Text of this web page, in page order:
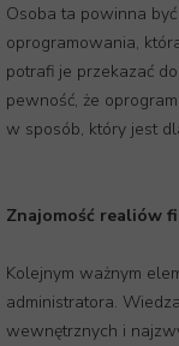
Osoba ta powinna
oprogramowania,
potrafi je przekazać
pewność, że
w sposób, który jest
Znajomość realiów
Kolejnym ważnym
administratora.
wewnętrznych i